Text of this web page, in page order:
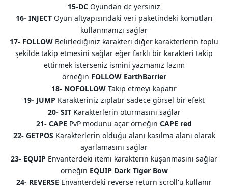
15-DC Oyundan dc yersiniz
16- INJECTOyun altyapısındaki veri paketindeki komutları
kullanmanızı sağlar
17- FOLLOW Belirlediğiniz karakteri diğer karakterlerin toplu
şekilde takip etmesini sağlar eğer farklı bir karakteri takip
ettirmek isterseniz ismini yazmanız lazım
örneğin FOLLOW EarthBarrier
18- NOFOLLOW Takip etmeyi kapatır
19- JUMP Karakteriniz zıplatır sadece görsel bir efekt
20- SIT Karakterlerin oturmasını sağlar
21- CAPE PvP modunu açar örneğin CAPE red
22- GETPOS Karakterlerin olduğu alanı kasılma alanı olarak
ayarlamasını sağlar
23- EQUIP Envanterdeki itemi karakterin kuşanmasını sağlar
örneğin EQUIP Dark Tiger Bow
24- REVERSE Envanterdeki reverse return scroll'u kullanır